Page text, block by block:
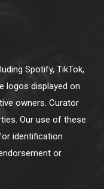
Spotify, TikTok,
logos displayed on
owners. Curator
Our use of these
identification
or